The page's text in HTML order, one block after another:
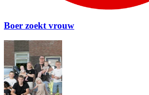
Boer zoekt vrouw